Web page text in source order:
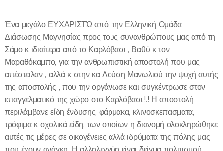
Ένα μεγάλο ΕΥΧΑΡΙΣΤΏ από, την Ελληνική Ομάδα
Διάσωσης Μαγνησίας προς τους συνανθρώπους μας από τη
Σάμο κ ιδιαίτερα από το Καρλόβασι , Βαθύ κ τον
Μαραθόκαμπο, για την ανθρωπιστική αποστολή που μας
απέστειλαν , αλλά κ στην κα Λούση Μανωλιού την ψυχή αυτής
της αποστολής , που την οργάνωσε και συγκέντρωσε στον
επαγγελματικό της χώρο στο Καρλόβασι.!.! Η αποστολή
περιλάμβανε είδη ένδυσης, φάρμακα, κλινοσκεπασματα,
τρόφιμα κ σχολικά είδη, των οποίων η διανομή ολοκληρώθηκε
αυτές τις μέρες σε οικογένειες αλλά ιδρύματα της πόλης μας